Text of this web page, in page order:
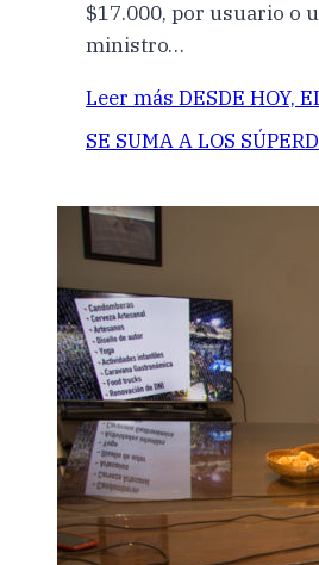
$17.000, por usuario o
ministro…
Leer más DESDE HOY,
SE SUMA A LOS